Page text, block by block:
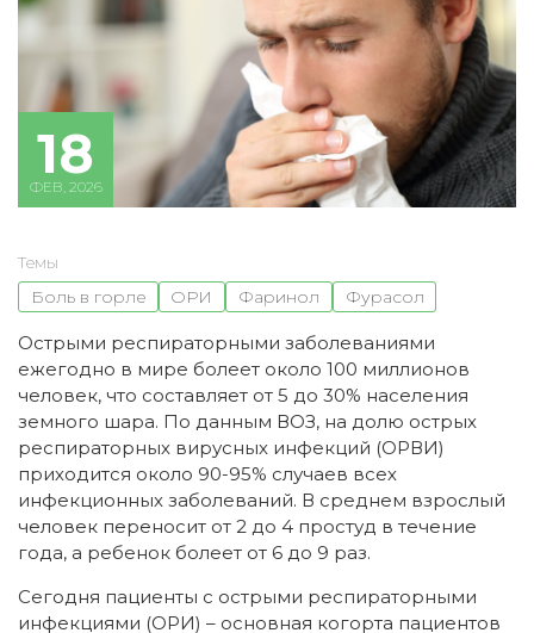
18
ФЕВ, 2026
Темы
Боль в горле
ОРИ Фаринол Фурасол
Острыми респираторными заболеваниями
ежегодно в мире болеет около 100 миллионов
человек, что составляет от 5 до 30% населения
земного шара. По данным ВОЗ, на долю острых
респираторных вирусных инфекций (ОРВИ)
приходится около 90-95% случаев всех
инфекционных заболеваний. В среднем взрослый
человек переносит от 2 до 4 простуд в течение
года, а ребенок болеет от 6 до 9 раз.
Сегодня пациенты с острыми респираторными
инфекциями (ОРИ) – основная когорта пациентов